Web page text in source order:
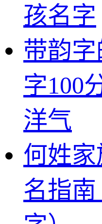
孩名字
带韵字
字100
洋气
何姓
名指